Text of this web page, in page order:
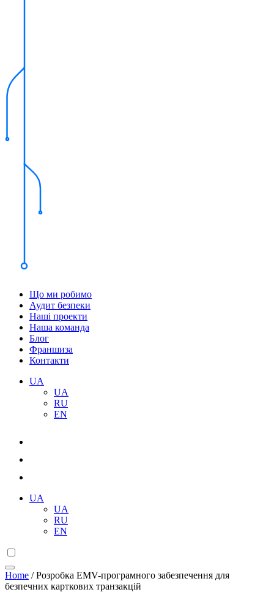
Що ми робимо
Аудит безпеки
Наші проекти
Наша команда
Блог
Франшиза
Контакти
UA
UA
RU
EN
UA
UA
RU
EN
Home /Розробка EMV-програмного забезпечення для
безпечних карткових транзакцій